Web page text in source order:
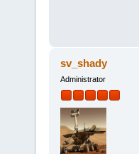
sv_shady
Administrator